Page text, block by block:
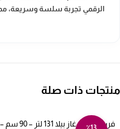
الرقمي تجربة سلسة وسريعة،
منتجات ذات صلة
٪13
فرن بلت ان غاز